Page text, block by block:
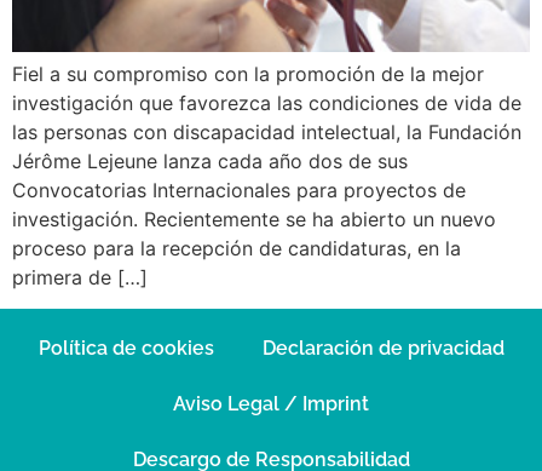
Fiel a su compromiso con la promoción de la mejor
investigación que favorezca las condiciones de vida de
las personas con discapacidad intelectual, la Fundación
Jérôme Lejeune lanza cada año dos de sus
Convocatorias Internacionales para proyectos de
investigación. Recientemente se ha abierto un nuevo
proceso para la recepción de candidaturas, en la
primera de […]
Política de cookies Declaración de privacidad
Aviso Legal / Imprint
Descargo de Responsabilidad